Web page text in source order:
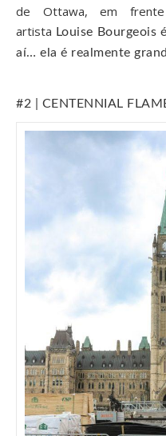
de Ottawa, em
artista Louise Bourgeois
aí… ela é realmente
#2 | CENTENNIAL